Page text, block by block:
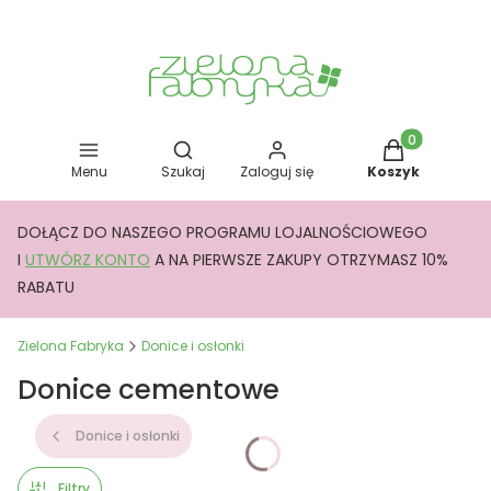
Menu
Otwórz wyszukiwarkę
Szukaj Zaloguj się
Produkty w
Koszyk
DOŁĄCZ DO NASZEGO PROGRAMU LOJALNOŚCIOWEGO
I UTWÓRZ KONTO A NA PIERWSZE ZAKUPY OTRZYMASZ 10%
RABATU
Zielona Fabryka Donice i osłonki
Donice cementowe
Donice i osłonki